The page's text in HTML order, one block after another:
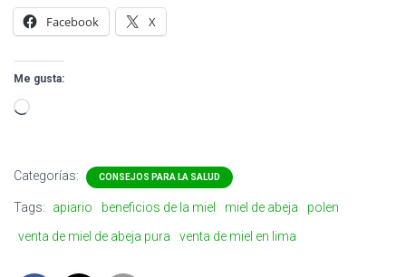
Facebook X
Me gusta:
Cargando…
Categorías: CONSEJOS PARA LA SALUD
Tags: apiario beneficios de la miel miel de abeja
polen
venta de miel de abeja pura
venta de miel en lima